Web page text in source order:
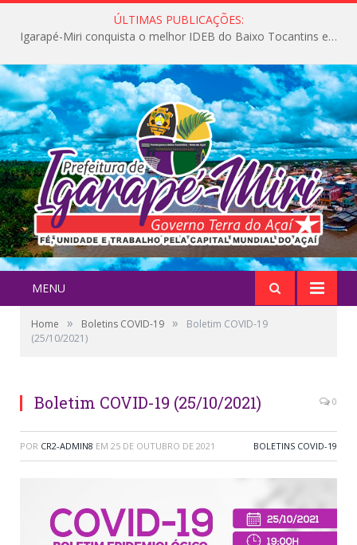
ÚLTIMAS PUBLICAÇÕES:
Igarapé-Miri conquista o melhor IDEB do Baixo Tocantins e avança na qualidade da educação pública
MENU
Home » Boletins COVID-19 »
Boletim COVID-19
(25/10/2021)
Boletim COVID-19 (25/10/2021) 0
POR CR2-ADMIN8 EM 25 DE OUTUBRO DE 2021 BOLETINS COVID-19